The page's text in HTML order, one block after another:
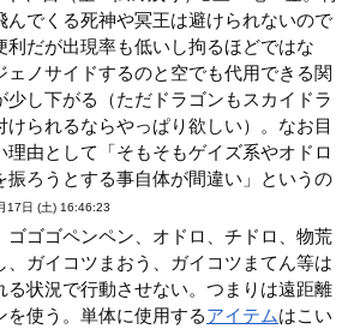
んでくる死神や冥王は避けられないので
利だが出現率も低いし拘るほどではな
ェノサイドするのと空でも代用できる関
少し下がる（ただドラゴンもスカイドラ
けられるならやっぱり欲しい）。なお目
理由として「そもそもゲイズ系やオドロ
振ろうとする事自体が間違い」というの
17日 (土) 16:46:23
ゴゴゴペンペン、オドロ、チドロ、物荒
、ガイコツまおう、ガイコツまてん等は
る状況で行動させない。つまりは遠距離
を使う。単体に使用するアイテムはこい